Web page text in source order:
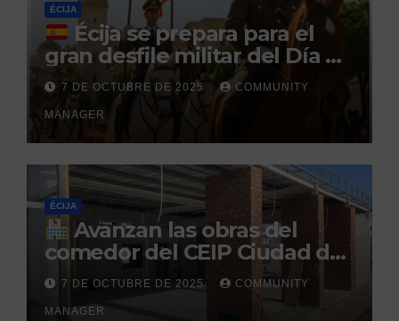
ÉCIJA
Écija se prepara para el
gran desfile militar del Día de
la Hispanidad organizado por
el Centro Militar de Cría
Caballar
7 DE OCTUBRE DE 2025 COMMUNITY
MANAGER
ÉCIJA
Avanzan las obras del
comedor del CEIP Ciudad del
Sol: su finalización está
prevista para finales de 2025
7 DE OCTUBRE DE 2025 COMMUNITY
MANAGER